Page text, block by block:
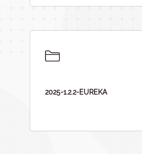
2025-1.2.2-EUREKA